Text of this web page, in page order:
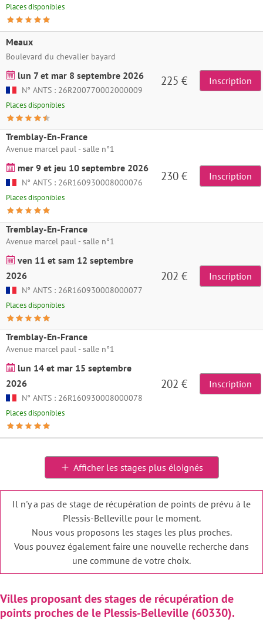
Places disponibles
Meaux
Boulevard du chevalier bayard
lun 7 et mar 8 septembre 2026
N° ANTS : 26R200770002000009
Places disponibles
225 € Inscription
Tremblay-En-France
Avenue marcel paul - salle n°1
mer 9 et jeu 10 septembre 2026
N° ANTS : 26R160930008000076
Places disponibles
230 € Inscription
Tremblay-En-France
Avenue marcel paul - salle n°1
ven 11 et sam 12 septembre
2026
N° ANTS : 26R160930008000077
Places disponibles
202 € Inscription
Tremblay-En-France
Avenue marcel paul - salle n°1
lun 14 et mar 15 septembre
2026
N° ANTS : 26R160930008000078
Places disponibles
202 € Inscription
Afficher les stages plus éloignés
Il n'y a pas de stage de récupération de points de prévu à le
Plessis-Belleville pour le moment.
Nous vous proposons les stages les plus proches.
Vous pouvez également faire une nouvelle recherche dans
une commune de votre choix.
Villes proposant des stages de récupération de
points proches de le Plessis-Belleville (60330).